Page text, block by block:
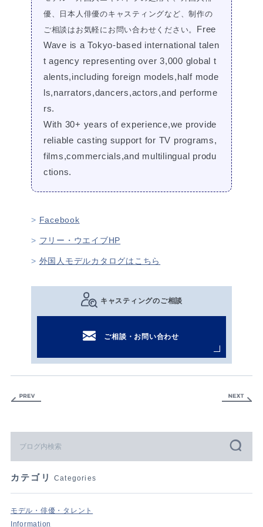
優、日本人俳優のキャスティングなど、制作の
ご相談はお気軽にお問い合わせください。 Free
Wave is a Tokyo-based international talen
t agency representing over 3,000 global t
alents,including foreign models,half mode
ls,narrators,dancers,actors,and performe
rs.
With 30+ years of experience,we provide
reliable casting support for TV programs,
films,commercials,and multilingual produ
ctions.
Facebook
フリー・ウエイブHP
外国人モデルカタログはこちら
キャスティングのご相談
ご相談・お問い合わせ
カテゴリ Categories
モデル・俳優・タレント
Information